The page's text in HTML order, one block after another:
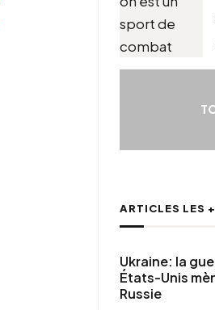
ARTICLES LES
Ukraine: la
États-Unis
Russie